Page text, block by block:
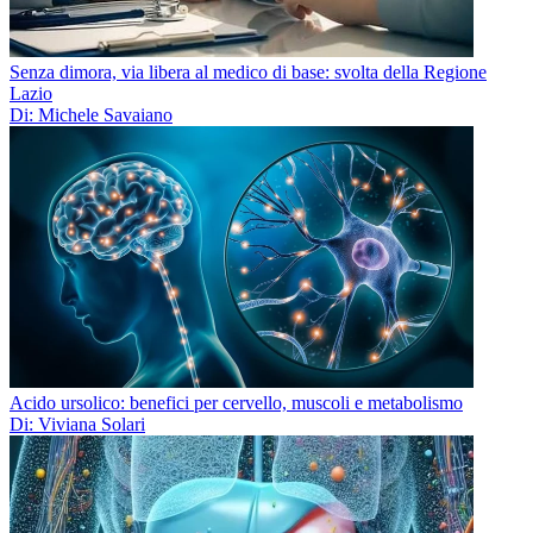
Senza dimora, via libera al medico di base: svolta della Regione
Lazio
Di: Michele Savaiano
Acido ursolico: benefici per cervello, muscoli e metabolismo
Di: Viviana Solari